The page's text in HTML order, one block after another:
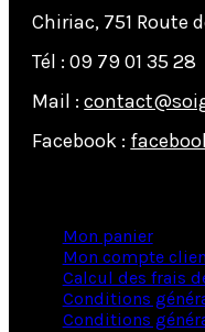
Chiriac, 751 Route
Tél : 09 79 01 35 28
Mail :
Facebook :
Mon panier
Mon compte
Calcul des frais
Conditions
Conditions